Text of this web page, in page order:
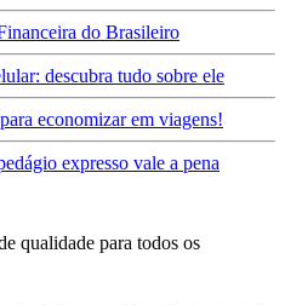
do Brasileiro
descubra tudo sobre ele
economizar em viagens!
expresso vale a pena
qualidade para todos os